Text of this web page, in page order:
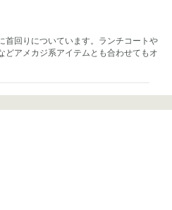
首回りについています。ランチコートや
アメカジ系アイテムとも合わせてもオ